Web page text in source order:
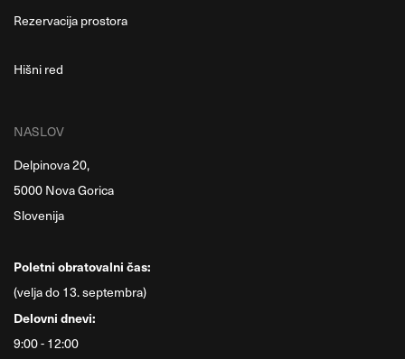
Rezervacija prostora
Hišni red
NASLOV
Delpinova 20,
5000 Nova Gorica
Slovenija
Poletni obratovalni čas:
(velja do 13. septembra)
Delovni dnevi:
9:00 - 12:00